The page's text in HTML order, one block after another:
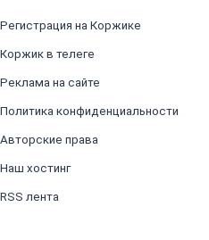
Регистрация на Коржике
Коржик в телеге
Реклама на сайте
Политика конфиденциальности
Авторские права
Наш хостинг
RSS лента